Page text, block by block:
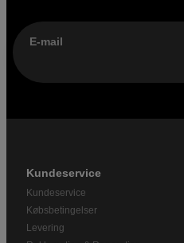
E-mail
Kundeservice
Kundeservice
Købsbetingelser
Levering